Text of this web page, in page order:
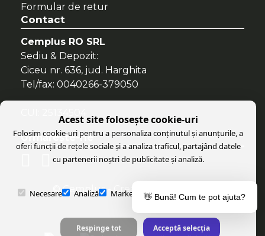
Formular de retur
Contact
Cemplus RO SRL
Sediu & Depozit:
Ciceu nr. 636, jud. Harghita
Tel/fax: 0040266-379050
Urmăreşte-ne
© Cemplus- Created with
👋 Bună! Cum te pot ajuta?
Acest site folosește cookie-uri
Folosim cookie-uri pentru a personaliza conținutul și anunțurile, a
oferi funcții de rețele sociale și a analiza traficul, partajând datele
cu partenerii noștri de publicitate și analiză.
Necesare Analiză Marketing Preferințe Parteneri
Respinge tot Acceptă selecția